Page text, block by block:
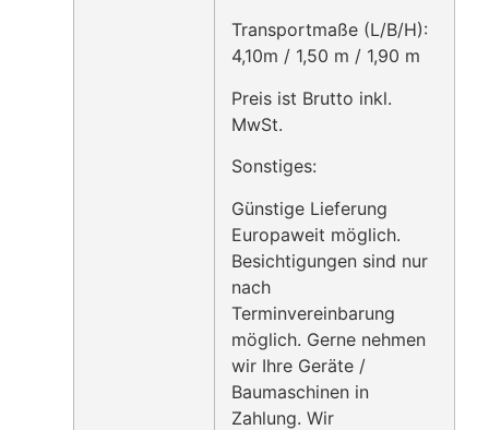
Transportmaße (L/B/H):
4,10m / 1,50 m / 1,90 m
Preis ist Brutto inkl.
MwSt.
Sonstiges:
Günstige Lieferung
Europaweit möglich.
Besichtigungen sind nur
nach
Terminvereinbarung
möglich. Gerne nehmen
wir Ihre Geräte /
Baumaschinen in
Zahlung. Wir